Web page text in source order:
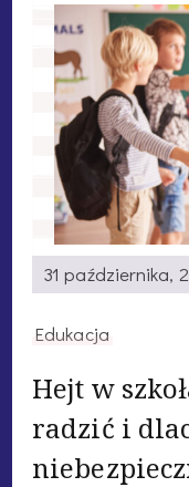
31 października,
Edukacja
Hejt w
radzić i